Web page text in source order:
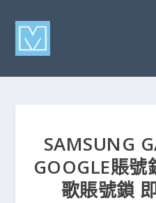
SAMSUNG
GOOGLE賬
歌賬號鎖